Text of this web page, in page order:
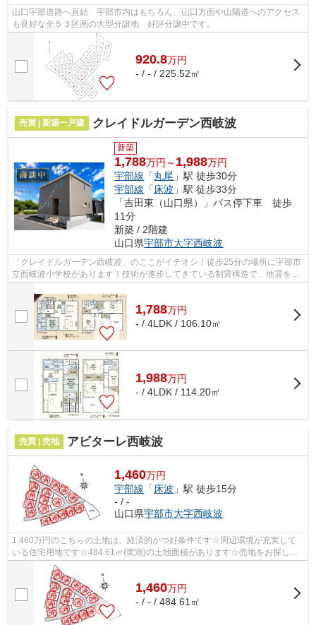
山口宇部道路へ直結 宇部市内はもちろん、山口方面や山陽道へのアクセス
も良好な全５３区画の大型分譲地 好評分譲中です。
920.8万円
- / - / 225.52㎡
売買 | 新築一戸建 クレイドルガーデン西岐波
新築
1,788万円～ 1,988万円
宇部線 「丸尾 」駅 徒歩30分
宇部線 「 床波 」駅 徒歩33分
「吉田東（山口県）」バス停下車 徒歩
11分
新築 / 2階建
山口県宇部市大字西岐波
「クレイドルガーデン西岐波」のここがイチオシ！徒歩25分の場所に宇部市
立西岐波小学校があります！技術が進歩してきている制震構造で、地震を防
1,788万円
- / 4LDK / 106.10㎡
1,988万円
- / 4LDK / 114.20㎡
売買 | 売地 アビターレ西岐波
1,460万円
宇部線 「床波 」駅 徒歩15分
- / -
山口県宇部市大字西岐波
1,460万円のこちらの土地は、経済的かつ好条件です☆周辺環境が充実して
いる住宅用地です☆484.61㎡(実測)の土地面積があります☆売地をお探しの
方にぴったりの土地がこちらです☆不動産探...
1,460万円
- / - / 484.61㎡